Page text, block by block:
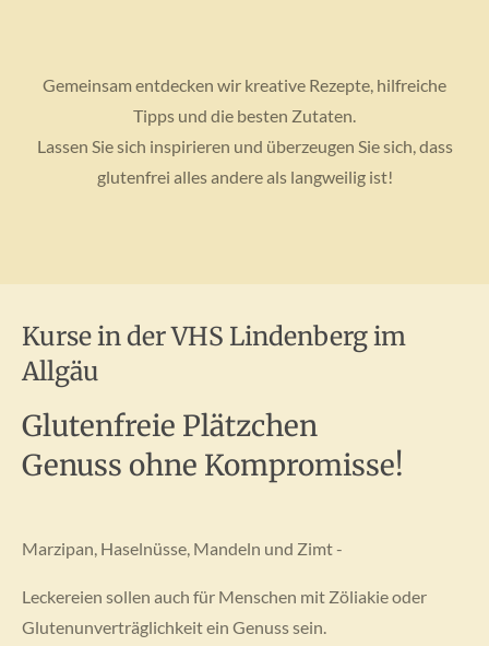
Gemeinsam entdecken wir kreative Rezepte, hilfreiche
Tipps und die besten Zutaten.
Lassen Sie sich inspirieren und überzeugen Sie sich, dass
glutenfrei alles andere als langweilig ist!
Kurse in der VHS Lindenberg im
Allgäu
Glutenfreie Plätzchen
Genuss ohne Kompromisse!
Marzipan, Haselnüsse, Mandeln und Zimt -
Leckereien sollen auch für Menschen mit Zöliakie oder
Glutenunverträglichkeit ein Genuss sein.